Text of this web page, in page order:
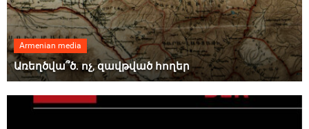
Armenian media
Առեղծվա՞ծ. ոչ, զավթված հողեր